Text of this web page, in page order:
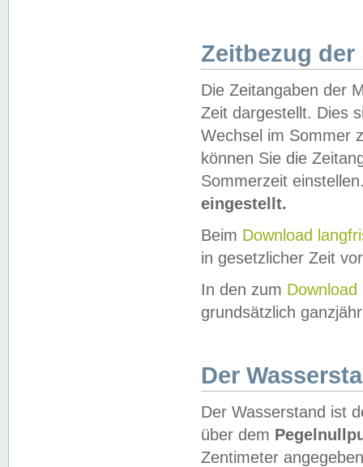
Zeitbezug der
Die Zeitangaben der
Zeit dargestellt. Dies
Wechsel im Sommer
können Sie die
Sommerzeit
eingestellt.
Beim Download
in gesetzlicher Zeit
In den zum Download
grundsätzlich
Der
Der Wasserstand ist
über dem
Zentimeter